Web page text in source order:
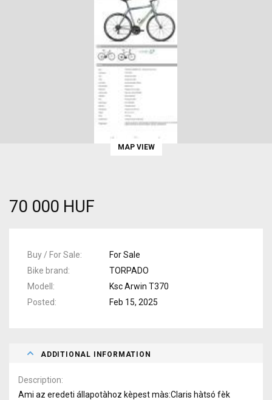
MAP VIEW
70 000 HUF
Buy / For Sale
For Sale
Bike brand
TORPADO
Modell
Ksc Arwin T370
Posted
Feb 15, 2025
ADDITIONAL INFORMATION
Description
Ami az eredeti állapotàhoz kèpest màs:Claris hàtsó fèk